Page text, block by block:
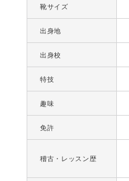
靴サイズ
出身地
出身校
特技
趣味
免許
稽古・レッスン歴